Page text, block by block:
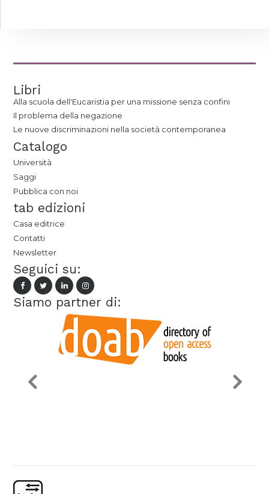
Libri
Alla scuola dell'Eucaristia per una missione senza confini
Il problema della negazione
Le nuove discriminazioni nella società contemporanea
Catalogo
Università
Saggi
Pubblica con noi
tab edizioni
Casa editrice
Contatti
Newsletter
Seguici su:
Siamo partner di: